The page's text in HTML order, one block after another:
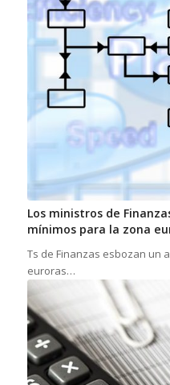
Los ministros de
mínimos para la zona
Ts de Finanzas esbozan un
euroras…